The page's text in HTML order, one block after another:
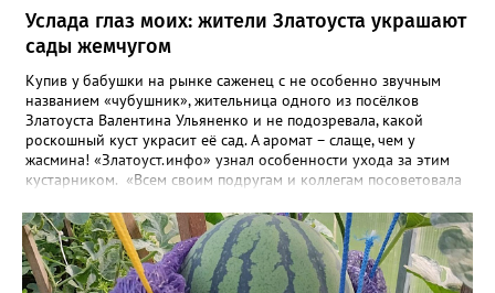
Услада глаз моих: жители Златоуста украшают
сады жемчугом
Купив у бабушки на рынке саженец с не особенно звучным
названием «чубушник», жительница одного из посёлков
Златоуста Валентина Ульяненко и не подозревала, какой
роскошный куст украсит её сад. А аромат – слаще, чем у
жасмина! «Златоуст.инфо» узнал особенности ухода за этим
кустарником. «Всем своим подругам и коллегам посоветовала
городе всё больше, - рассказала нашему порталу Валентина. – У
меня растёт, на мой взгляд, самый красивый сорт – «Жемчуг».
Моему кусту (на фото) четыре года, достаточно компактный.
Махровые цветки - диаметром шесть сантиметров. Цветёт в